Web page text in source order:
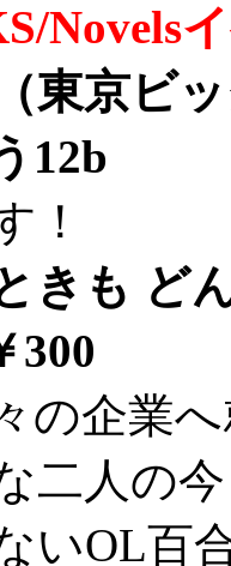
Novels
東京ビ
12b
！
きも ど
300
の企業
二人の
いOL百